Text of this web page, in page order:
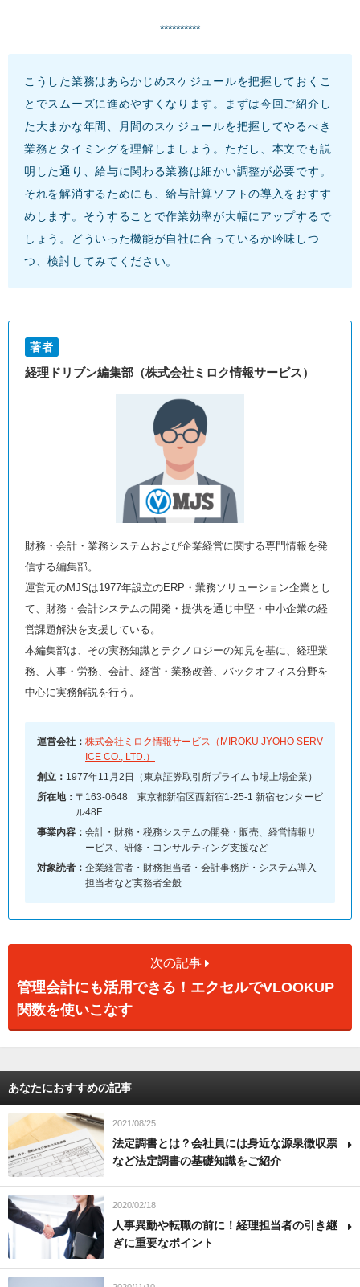
**********
こうした業務はあらかじめスケジュールを把握しておくこ
とでスムーズに進めやすくなります。まずは今回ご紹介し
た大まかな年間、月間のスケジュールを把握してやるべき
業務とタイミングを理解しましょう。ただし、本文でも説
明した通り、給与に関わる業務は細かい調整が必要です。
それを解消するためにも、給与計算ソフトの導入をおすす
めします。そうすることで作業効率が大幅にアップするで
しょう。どういった機能が自社に合っているか吟味しつ
つ、検討してみてください。
著者
経理ドリブン編集部（株式会社ミロク情報サービス）
財務・会計・業務システムおよび企業経営に関する専門情報を発
信する編集部。
運営元のMJSは1977年設立のERP・業務ソリューション企業とし
て、財務・会計システムの開発・提供を通じ中堅・中小企業の経
営課題解決を支援している。
本編集部は、その実務知識とテクノロジーの知見を基に、経理業
務、人事・労務、会計、経営・業務改善、バックオフィス分野を
中心に実務解説を行う。
運営会社： 株式会社ミロク情報サービス（MIROKU JYOHO SERV
ICE CO., LTD.）
創立： 1977年11月2日（東京証券取引所プライム市場上場企業）
所在地： 〒163-0648 東京都新宿区西新宿1-25-1 新宿センタービ
ル48F
事業内容： 会計・財務・税務システムの開発・販売、経営情報サ
ービス、研修・コンサルティング支援など
対象読者： 企業経営者・財務担当者・会計事務所・システム導入
担当者など実務者全般
次の記事
管理会計にも活用できる！エクセルでVLOOKUP
関数を使いこなす
あなたにおすすめの記事
2021/08/25
法定調書とは？会社員には身近な源泉徴収票
など法定調書の基礎知識をご紹介
2020/02/18
人事異動や転職の前に！経理担当者の引き継
ぎに重要なポイント